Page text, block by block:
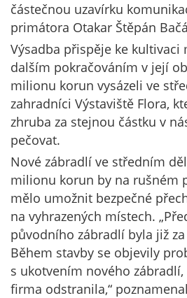
částečnou uzavírku
primátora Otakar Štěpán
Výsadba přispěje ke kultivaci
dalším pokračováním v její
milionu korun vysázeli ve
zahradníci Výstaviště Flora,
zhruba za stejnou částku v
pečovat.
Nové zábradlí ve středním
milionu korun by na rušném
mělo umožnit bezpečné
na vyhrazených místech.
původního zábradlí byla již
Během stavby se objevily
s ukotvením nového
firma odstranila,“